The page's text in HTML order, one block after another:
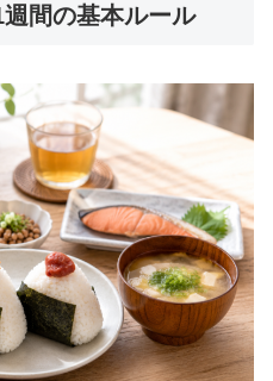
間の基本ルール